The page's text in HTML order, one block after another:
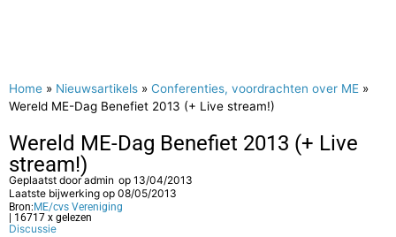
Home » Nieuwsartikels » Conferenties, voordrachten over ME »
Wereld ME-Dag Benefiet 2013 (+ Live stream!)
Wereld ME-Dag Benefiet 2013 (+ Live
stream!)
Geplaatst dooradmin op 13/04/2013
Laatste bijwerking op 08/05/2013
Bron: ME/cvs Vereniging
| 16717 x gelezen
Discussie